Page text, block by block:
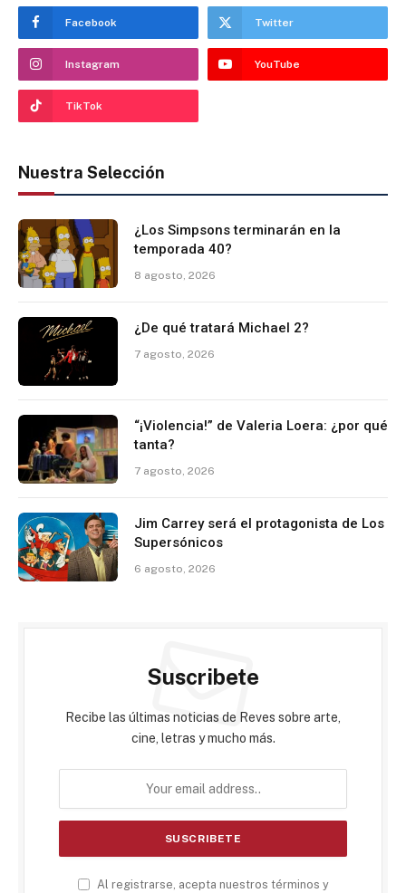
Facebook Twitter
Instagram YouTube
TikTok
Nuestra Selección
¿Los Simpsons terminarán en la
temporada 40?
8 agosto, 2026
¿De qué tratará Michael 2?
7 agosto, 2026
“¡Violencia!” de Valeria Loera: ¿por qué
tanta?
7 agosto, 2026
Jim Carrey será el protagonista de Los
Supersónicos
6 agosto, 2026
Suscribete
Recibe las últimas noticias de Reves sobre arte,
cine, letras y mucho más.
Al registrarse, acepta nuestros términos y